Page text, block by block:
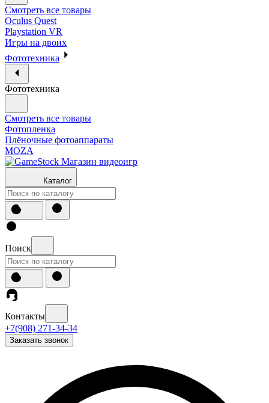
Смотреть все товары
Oculus Quest
Playstation VR
Игры на двоих
Фототехника
Фототехника
Смотреть все товары
Фотопленка
Плёночные фотоаппараты
MOZA
Каталог
Поиск
Контакты
+7(908) 271-34-34
Заказать звонок